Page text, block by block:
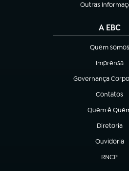
Outras
(abre em nova
A EBC
Quem somos
(abre em
Imprensa
(abre em
Governança
(abre em nova aba)
Contatos
(abre em
Quem é
(abre em nova
Diretoria
(abre em
Ouvidoria
(abre em
RNCP
(abre em